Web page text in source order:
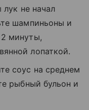
не начал
шампиньоны и
минуты,
лопаткой.
соус на среднем
рыбный бульон и